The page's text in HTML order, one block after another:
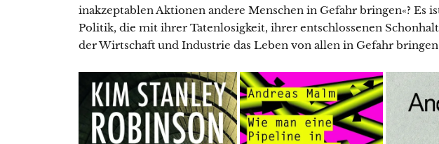
inakzeptablen Aktionen andere Menschen in Gefahr bringen«? Es
Politik, die mit ihrer Tatenlosigkeit, ihrer entschlossenen
der Wirtschaft und Industrie das Leben von allen in Gefahr